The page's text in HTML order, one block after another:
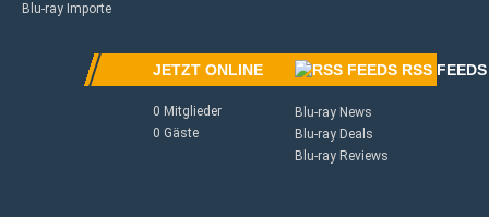
Blu-ray Importe
JETZT ONLINE
0 Mitglieder
0 Gäste
RSS FEEDS
Blu-ray News
Blu-ray Deals
Blu-ray Reviews